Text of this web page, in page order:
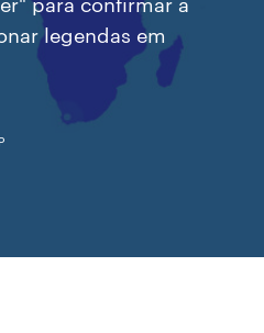
legendas em